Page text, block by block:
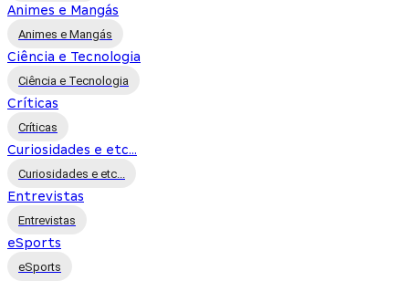
Animes e Mangás
Animes e Mangás
Ciência e Tecnologia
Ciência e Tecnologia
Críticas
Críticas
Curiosidades e etc...
Curiosidades e etc...
Entrevistas
Entrevistas
eSports
eSports